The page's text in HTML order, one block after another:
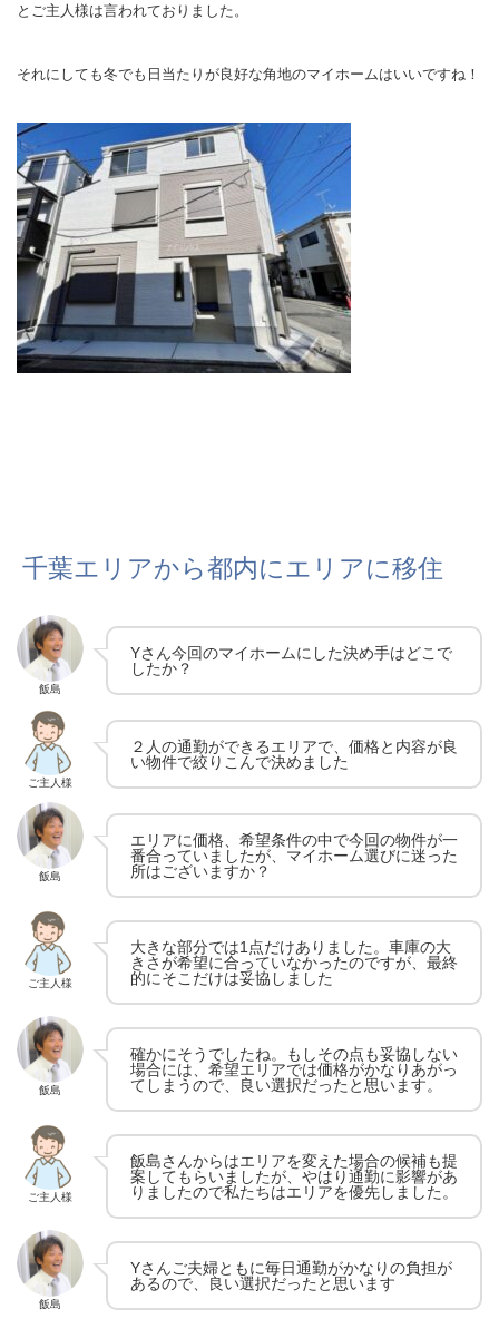
とご主人様は言われておりました。
それにしても冬でも日当たりが良好な角地のマイホームはいいですね！
千葉エリアから都内にエリアに移住
飯島
Yさん今回のマイホームにした決め手はどこで
したか？
ご主人様
２人の通勤ができるエリアで、価格と内容が良
い物件で絞りこんで決めました
飯島
エリアに価格、希望条件の中で今回の物件が一
番合っていましたが、マイホーム選びに迷った
所はございますか？
ご主人様
大きな部分では1点だけありました。車庫の大
きさが希望に合っていなかったのですが、最終
的にそこだけは妥協しました
飯島
確かにそうでしたね。もしその点も妥協しない
場合には、希望エリアでは価格がかなりあがっ
てしまうので、良い選択だったと思います。
ご主人様
飯島さんからはエリアを変えた場合の候補も提
案してもらいましたが、やはり通勤に影響があ
りましたので私たちはエリアを優先しました。
飯島
Yさんご夫婦ともに毎日通勤がかなりの負担が
あるので、良い選択だったと思います